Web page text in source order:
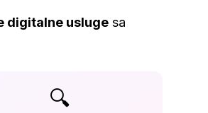
digitalne uslugesa
🔍